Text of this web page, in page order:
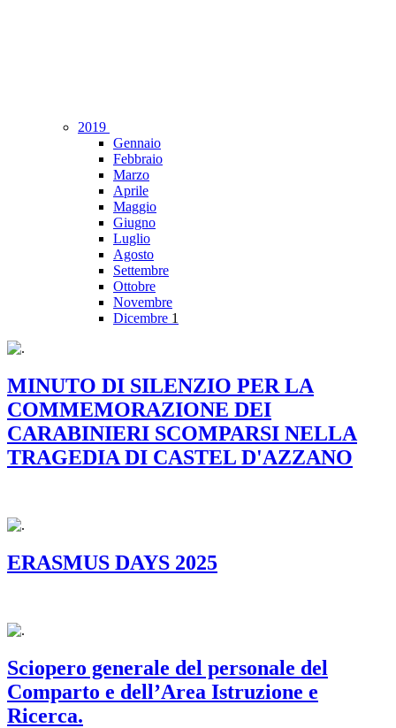
2019
Gennaio
Febbraio
Marzo
Aprile
Maggio
Giugno
Luglio
Agosto
Settembre
Ottobre
Novembre
Dicembre 1
MINUTO DI SILENZIO PER LA
COMMEMORAZIONE DEI
CARABINIERI SCOMPARSI NELLA
TRAGEDIA DI CASTEL D'AZZANO
ERASMUS DAYS 2025
Sciopero generale del personale del
Comparto e dell’Area Istruzione e
Ricerca.